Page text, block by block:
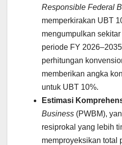
Responsible Federal
memperkirakan UBT
mengumpulkan
periode FY
perhitungan
memberikan angka
untuk UBT 10%.
Estimasi
Business (PWBM),
resiprokal yang lebih
memproyeksikan total